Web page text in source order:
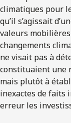
climatiques pour
qu’il s’agissait
valeurs
changements
ne visait pas à
constituaient une
mais plutôt à
inexactes de faits
erreur les